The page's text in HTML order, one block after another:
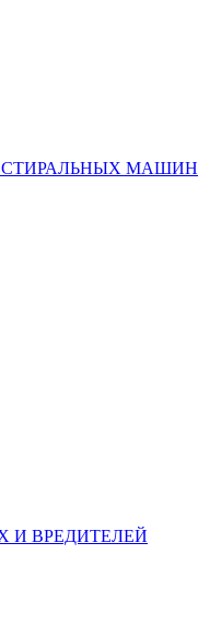
МАШИН
И ВРЕДИТЕЛЕЙ